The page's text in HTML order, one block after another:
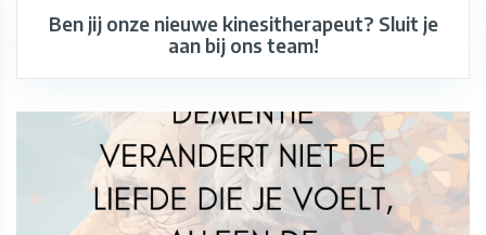
Ben jij onze nieuwe kinesitherapeut? Sluit je
aan bij ons team!